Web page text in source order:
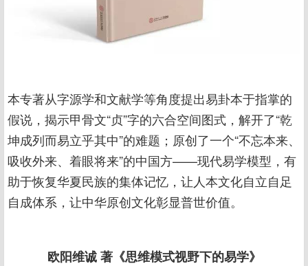
本专著从字源学和文献学等角度提出易卦本于指掌的
假说，揭示甲骨文“贞”字的六合空间图式，解开了“乾
坤成列而易立乎其中”的难题；原创了一个“不忘本来、
吸收外来、着眼将来”的中国方——现代易学模型，有
助于恢复华夏民族的集体记忆，让人本文化自立自足
自成体系，让中华原创文化彰显普世价值。
欧阳维诚 著《思维模式视野下的易学》